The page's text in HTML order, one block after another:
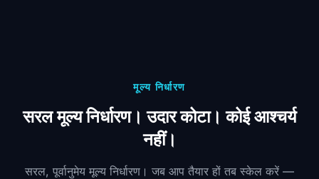
मूल्य निर्धारण
सरल मूल्य निर्धारण। उदार कोटा। कोई आश्चर्य
नहीं।
सरल, पूर्वानुमेय मूल्य निर्धारण। जब आप तैयार हों तब स्केल करें —